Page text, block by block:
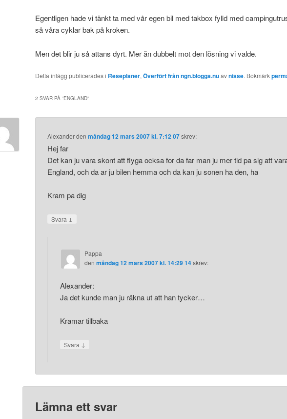
Egentligen hade vi tänkt ta med vår egen bil med takbox fylld med
så våra cyklar bak på kroken.
Men det blir ju så attans dyrt. Mer än dubbelt mot den lösning vi valde.
Detta inlägg publicerades i Reseplaner, Överfört från ngn.blogga.nuavnisse. Bokmärk
2 SVAR PÅ ”ENGLAND”
Alexanderdenmåndag 12 mars 2007 kl. 7:12 07skrev:
Hej far
Det kan ju vara skont att flyga ocksa for da far man ju mer tid pa sig att
England, och da ar ju bilen hemma och da kan ju sonen ha den, ha
Kram pa dig
Svara ↓
Pappa
den måndag 12 mars 2007 kl. 14:29 14skrev:
Alexander:
Ja det kunde man ju räkna ut att han tycker…
Kramar tillbaka
Svara ↓
Lämna ett svar